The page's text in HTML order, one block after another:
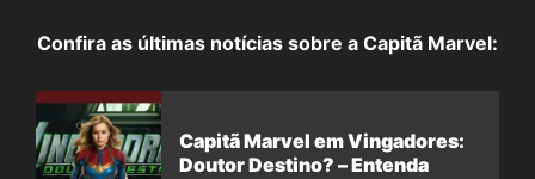
Confira as últimas notícias sobre a Capitã Marvel:
Capitã Marvel em Vingadores:
Doutor Destino? – Entenda